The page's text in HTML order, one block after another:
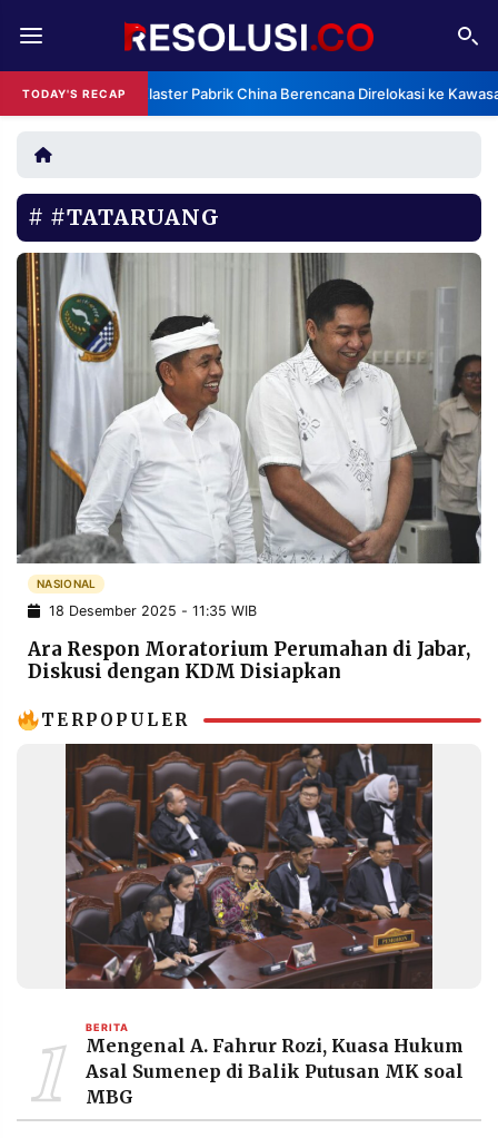
TODAY'S RECAP Klaster Pabrik China Berencana Direlokasi ke
REDAKSI TENTANG
RESOLUSI IKLAN
RUBRIKASI
EDITORIAL AKSARA
FINANSIA
DAERAH NASIONAL
MANCA SPORT
INFORMASI
PRIVACY
POLICY
BERITA
WARGA
INFORMASI
IKLAN
KIRIM
PENGADUAN TERM
SERVICE
IKUTI
RESOLUSI
PRAMUDITA
#TATARUANG
NASIONAL
18 Desember 2025 - 11:35 WIB
Ara Respon Moratorium Perumahan di Jabar,
Diskusi dengan KDM Disiapkan
TERPOPULER
1 BERITA
Mengenal A. Fahrur Rozi, Kuasa Hukum
Asal Sumenep di Balik Putusan MK soal
MBG